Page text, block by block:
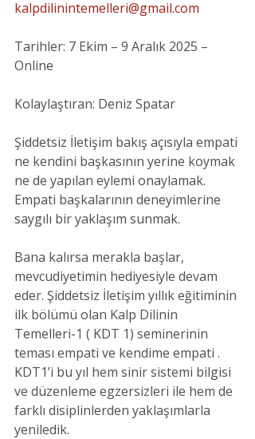
kalpdilinintemelleri@gmail.com
Tarihler: 7 Ekim – 9 Aralık 2025 –
Online
Kolaylaştıran: Deniz Spatar
Şiddetsiz İletişim bakış açısıyla empati
ne kendini başkasının yerine koymak
ne de yapılan eylemi onaylamak.
Empati başkalarının deneyimlerine
saygılı bir yaklaşım sunmak.
Bana kalırsa merakla başlar,
mevcudiyetimin hediyesiyle devam
eder. Şiddetsiz İletişim yıllık eğitiminin
ilk bölümü olan Kalp Dilinin
Temelleri-1 ( KDT 1) seminerinin
teması empati ve kendime empati .
KDT1’i bu yıl hem sinir sistemi bilgisi
ve düzenleme egzersizleri ile hem de
farklı disiplinlerden yaklaşımlarla
yeniledik.